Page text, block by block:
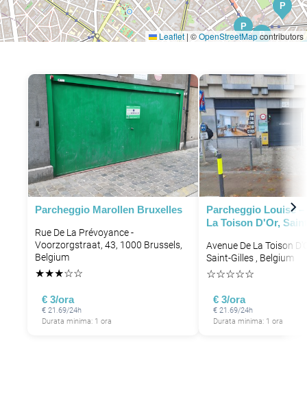
P
P
P
P
Leaflet | ©OpenStreetMapcontributors
Parcheggio Marollen Bruxelles
Rue De La Prévoyance -
Voorzorgstraat, 43, 1000 Brussels,
Belgium
★★★☆☆
€ 3/ora
€ 21.69/24h
Durata minima: 1 ora
Parcheggio Louise –
La Toison D'Or,
Avenue De La Toison
Saint-Gilles , Belgium
☆☆☆☆☆
€ 3/ora
€ 21.69/24h
Durata minima: 1 ora